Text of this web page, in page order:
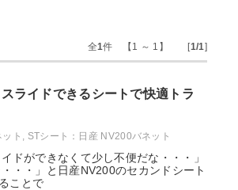
全1件 【1 ～ 1】 [1/1]
ライドできるシートで快適トラ
ト , STシート：日産 NV200バネット
ドができなくて少し不便だな・・・」
・・」と日産NV200のセカンドシート
ことで